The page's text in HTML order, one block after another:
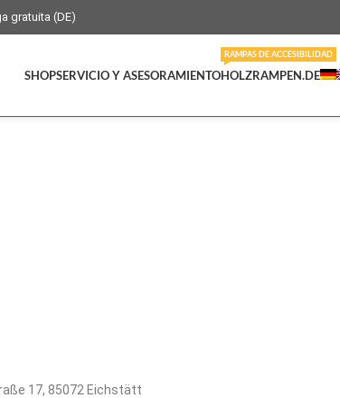
gratuita (DE)
SHOPSERVICIO Y ASESORAMIENTOHOLZRAMPEN.DE
RAMPAS DE ACCESIBILIDAD
17, 85072 Eichstätt